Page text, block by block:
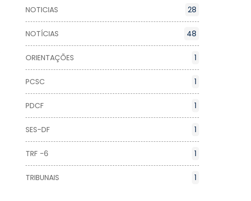
NOTICIAS 28
NOTÍCIAS 48
ORIENTAÇÕES 1
PCSC 1
PDCF 1
SES-DF 1
TRF -6 1
TRIBUNAIS 1